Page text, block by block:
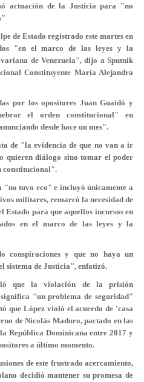
actuación de la Justicia para "no
de Estado registrado este martes en
"en el marco de las leyes y la
de Venezuela", dijo a Sputnik
Constituyente María Alejandra
por los opositores Juan Guaidó y
el orden constitucional" en
desde hace un mes".
de "la evidencia de que no van a ir
diálogo sino tomar el poder
constitucional".
"no tuvo eco" e incluyó únicamente a
militares, remarcó la necesidad de
Estado para que aquellos incursos en
en el marco de las leyes y la
conspiraciones y que no haya un
sistema de Justicia", enfatizó.
que la violación de la prisión
"un problema de seguridad"
que López violó el acuerdo de 'casa
de Nicolás Maduro, pactado en las
República Dominicana entre 2017 y
a último momento.
de este frustrado acercamiento,
decidió mantener su promesa de